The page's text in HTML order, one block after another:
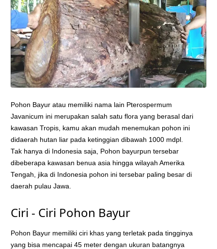
Pohon Bayur atau memiliki nama lain Pterospermum
Javanicum ini merupakan salah satu flora yang berasal dari
kawasan Tropis, kamu akan mudah menemukan pohon ini
didaerah hutan liar pada ketinggian dibawah 1000 mdpl.
Tak hanya di Indonesia saja, Pohon bayurpun tersebar
dibeberapa kawasan benua asia hingga wilayah Amerika
Tengah, jika di Indonesia pohon ini tersebar paling besar di
daerah pulau Jawa.
Ciri - Ciri Pohon Bayur
Pohon Bayur memiliki ciri khas yang terletak pada tingginya
yang bisa mencapai 45 meter dengan ukuran batangnya